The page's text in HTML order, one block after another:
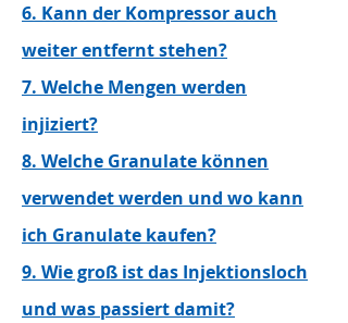
6. Kann der Kompressor auch
weiter entfernt stehen?
7. Welche Mengen werden
injiziert?
8. Welche Granulate können
verwendet werden und wo kann
ich Granulate kaufen?
9. Wie groß ist das Injektionsloch
und was passiert damit?